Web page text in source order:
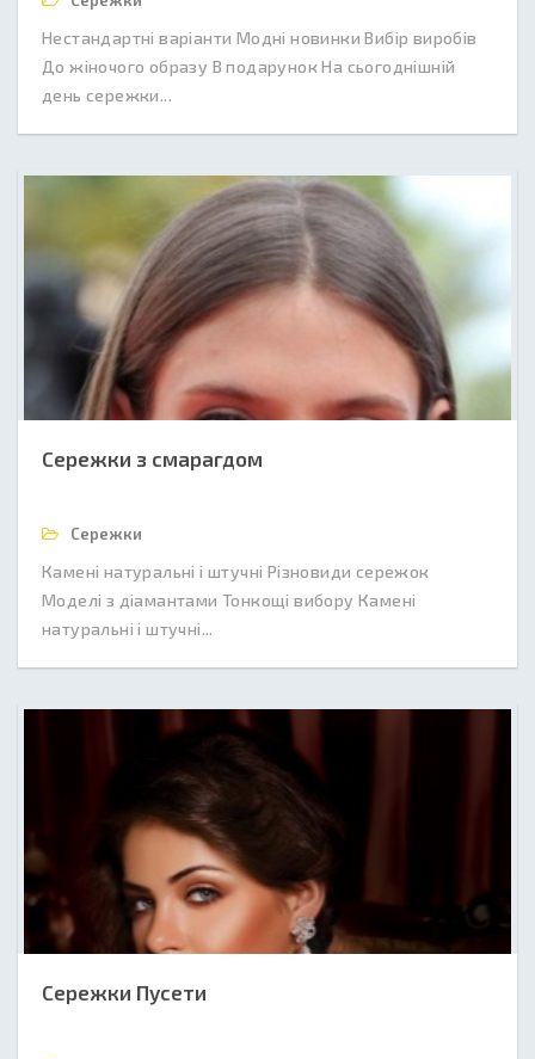
Нестандартні варіанти Модні новинки Вибір виробів
До жіночого образу В подарунок На сьогоднішній
день сережки...
Сережки з смарагдом
Сережки
Камені натуральні і штучні Різновиди сережок
Моделі з діамантами Тонкощі вибору Камені
натуральні і штучні...
Сережки Пусети